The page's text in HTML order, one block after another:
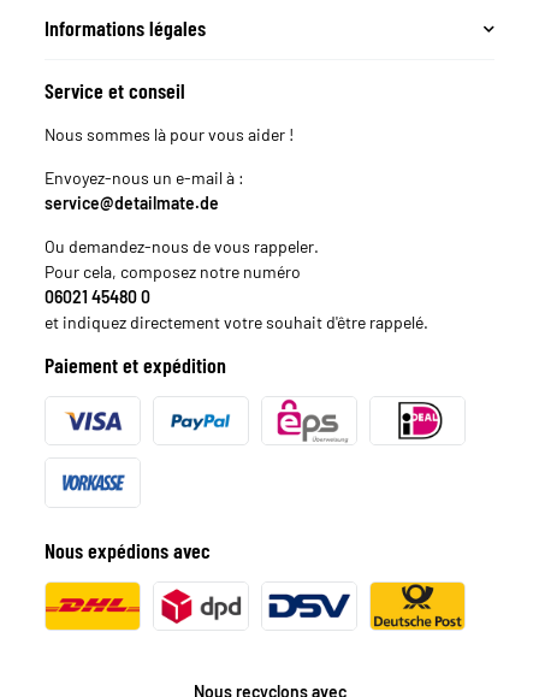
Informations légales
Service et conseil
Nous sommes là pour vous aider !
Envoyez-nous un e-mail à :
service@detailmate.de
Ou demandez-nous de vous rappeler.
Pour cela, composez notre numéro
06021 45480 0
et indiquez directement votre souhait d'être rappelé.
Paiement et expédition
Nous expédions avec
Nous recyclons avec